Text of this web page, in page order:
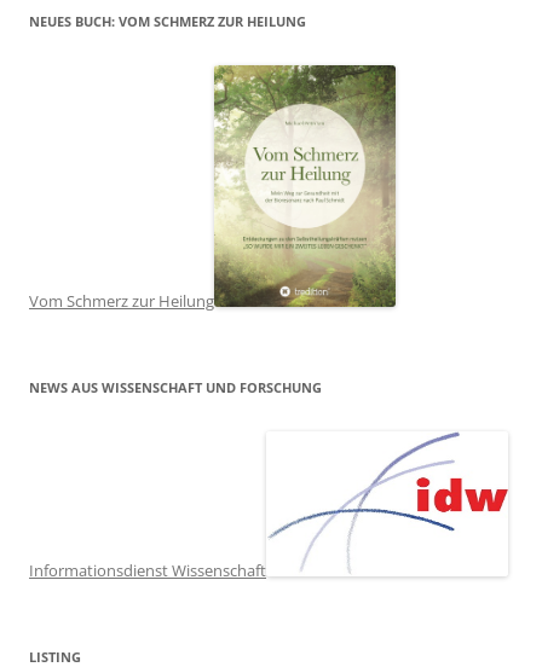
NEUES BUCH: VOM SCHMERZ ZUR HEILUNG
Vom Schmerz zur Heilung
NEWS AUS WISSENSCHAFT UND FORSCHUNG
Informationsdienst Wissenschaft
LISTING